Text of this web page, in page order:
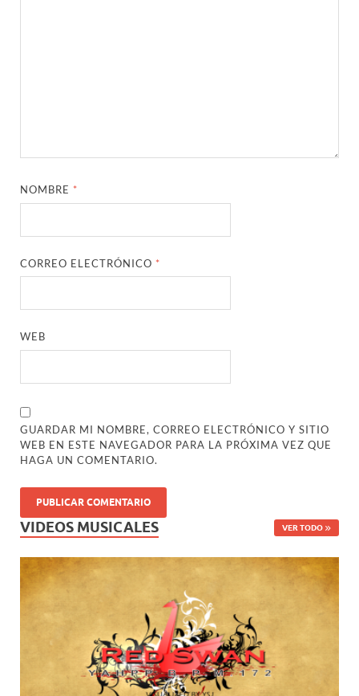
NOMBRE *
CORREO ELECTRÓNICO *
WEB
GUARDAR MI NOMBRE, CORREO ELECTRÓNICO Y SITIO
WEB EN ESTE NAVEGADOR PARA LA PRÓXIMA VEZ QUE
HAGA UN COMENTARIO.
VIDEOS MUSICALES VER TODO